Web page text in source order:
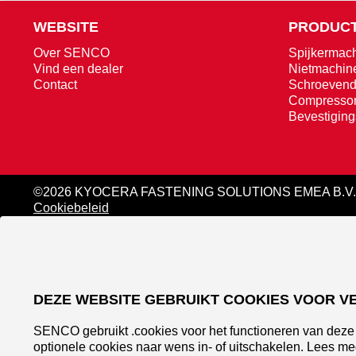
WEBSITE
Over SENCO
Vind een dealer
Contact
©2026 KYOCERA FASTENING SOLUTIONS EMEA B.V.
Cookiebeleid
DEZE WEBSITE GEBRUIKT COOKIES VOOR
SENCO gebruikt .cookies voor het functioneren van
optionele cookies naar wens in- of uitschakelen. Lees